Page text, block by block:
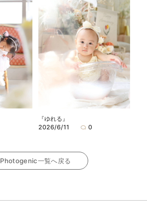
『ゆれる』
2026/6/11
0
Photogenic一覧へ戻る